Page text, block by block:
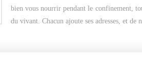
bien vous nourrir pendant le confinement,
du vivant. Chacun ajoute ses adresses, et de